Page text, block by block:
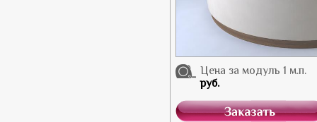
Цена за модуль 1 м.п.
руб.